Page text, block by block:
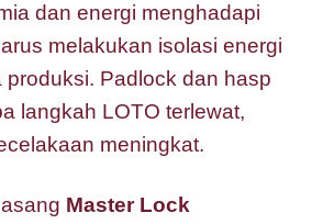
dan energi menghadapi
melakukan isolasi energi
Padlock dan hasp
langkah LOTO terlewat,
meningkat.
Master Lock